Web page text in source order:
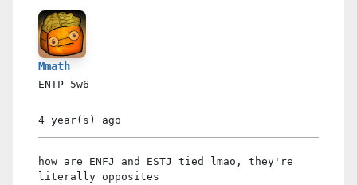
Mmath
ENTP 5w6
4 year(s) ago
how are ENFJ and ESTJ tied lmao, they're
literally opposites